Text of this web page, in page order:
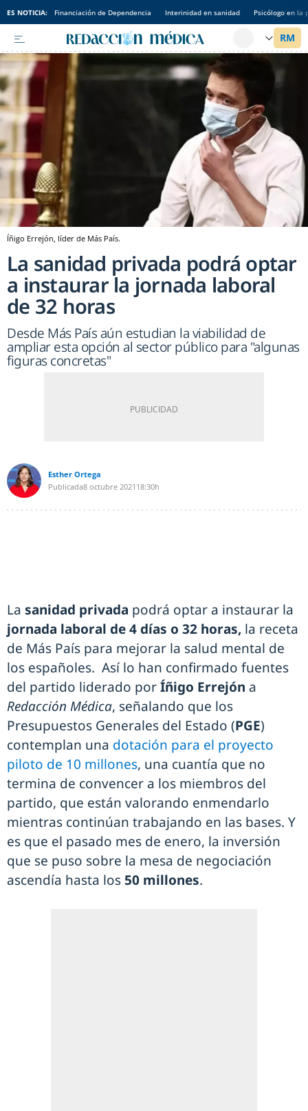
ES NOTICIA: Financiación de Dependencia Interinidad en sanidad Psicólogo en la
Íñigo Errejón, líder de Más País.
La sanidad privada podrá optar
a instaurar la jornada laboral
de 32 horas
Desde Más País aún estudian la viabilidad de
ampliar esta opción al sector público para "algunas
figuras concretas"
Esther Ortega
Publicada8 octubre 2021 18:30h
La sanidad privada podrá optar a instaurar la
jornada laboral de 4 días o 32 horas, la receta
de Más País para mejorar la salud mental de
los españoles. Así lo han confirmado fuentes
del partido liderado porÍñigo Errejón a
Redacción Médica, señalando que los
Presupuestos Generales del Estado (PGE)
contemplan una dotación para el proyecto
piloto de 10 millones, una cuantía que no
termina de convencer a los miembros del
partido, que están valorando enmendarlo
mientras continúan trabajando en las bases. Y
es que el pasado mes de enero, la inversión
que se puso sobre la mesa de negociación
ascendía hasta los 50 millones.